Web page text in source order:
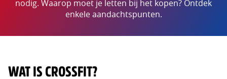
nodig. Waarop moet je letten bij het kopen? Ontdek
enkele aandachtspunten.
WAT IS CROSSFIT?